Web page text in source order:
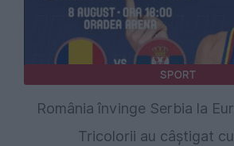
SPORT
România învinge Serbia la
Tricolorii au câștigat